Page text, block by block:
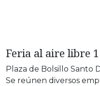
Feria al aire libre
Plaza de Bolsillo Santo
Se reúnen diversos